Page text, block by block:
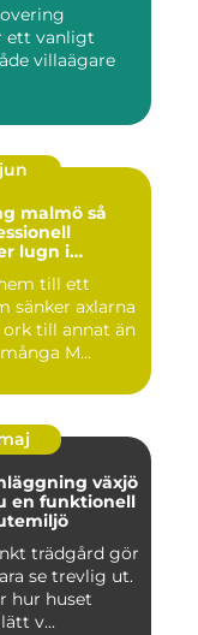
ett vanligt
villaägare
malmö så
lugn i
till ett
sänker axlarna
till annat än
M...
växjö
en funktionell
trädgård gör
se trevlig ut.
hur huset
v...